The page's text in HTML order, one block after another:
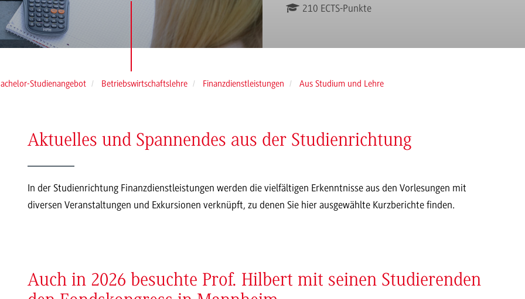
210 ECTS-Punkte
Studienangebot Betriebswirtschaftslehre Finanzdienstleistungen Aus Studium und Lehre
Aktuelles und Spannendes aus der Studienrichtung
In der Studienrichtung Finanzdienstleistungen werden die vielfältigen Erkenntnisse aus den Vorlesungen mit
diversen Veranstaltungen und Exkursionen verknüpft, zu denen Sie hier ausgewählte Kurzberichte finden.
Auch in 2026 besuchte Prof. Hilbert mit seinen Studierenden